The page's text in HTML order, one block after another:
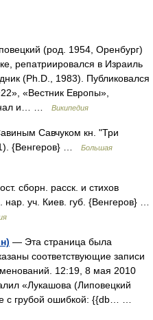
(род. 1954, Оренбург)
репатриировался в Израиль
(Ph.D., 1983). Публиковался
«Вестник Европы»,
и… …
Википедия
Савчуком кн. "Три
{Венгеров} …
Большая
сборн. расск. и стихов
нар. уч. Киев. губ. {Венгеров} …
— Эта страница была
соответствующие записи
12:19, 8 мая 2010
«Лукашова (Липовецкий
с грубой ошибкой: {{db… …